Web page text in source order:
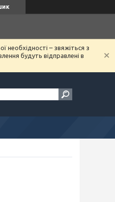
– звяжіться з
будуть відправлені в